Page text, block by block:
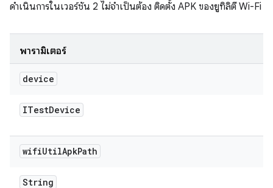
ดำเนินการในเวอร์ชัน 2 ไม่จำเป็นต้อง ติดตั้ง APK ของยูทิลิตี Wi-Fi
พารามิเตอร์
device
ITestDevice
wifiUtilApkPath
String